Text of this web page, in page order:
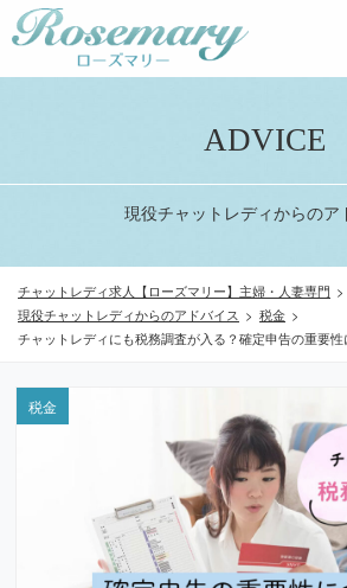
ADVICE
現役チャットレディからのア
チャットレディ求人【ローズマリー】主婦・人妻専門 >
現役チャットレディからのアドバイス > 税金 >
チャットレディにも税務調査が入る？確定申告の重要性
税金